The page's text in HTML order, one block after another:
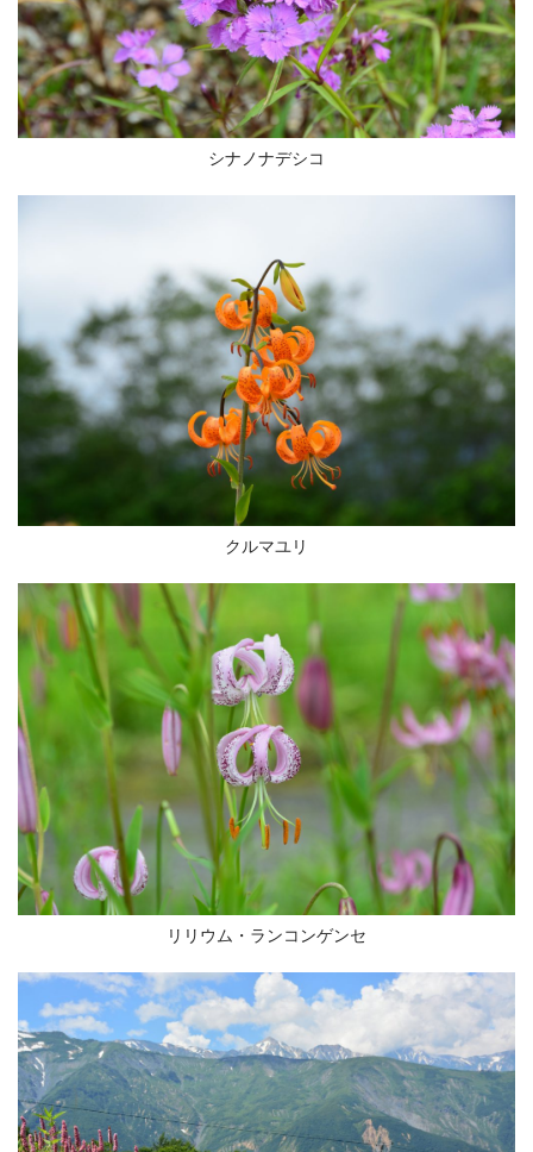
シナノナデシコ
クルマユリ
リリウム・ランコンゲンセ